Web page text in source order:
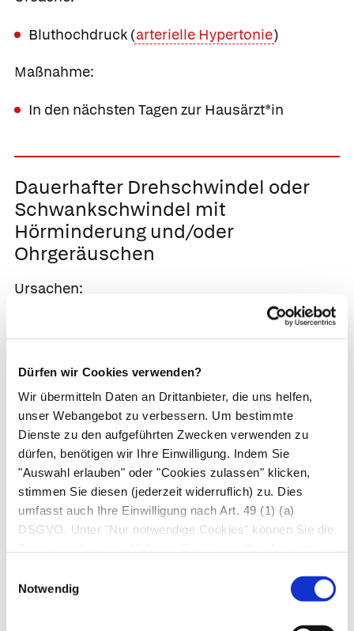
Dürfen wir Cookies verwenden?
Wir übermitteln Daten an Drittanbieter, die uns helfen,
unser Webangebot zu verbessern. Um bestimmte
Dienste zu den aufgeführten Zwecken verwenden zu
dürfen, benötigen wir Ihre Einwilligung. Indem Sie
"Auswahl erlauben" oder "Cookies zulassen" klicken,
stimmen Sie diesen (jederzeit widerruflich) zu. Dies
umfasst auch Ihre Einwilligung nach Art. 49 (1) (a)
DSGVO. Unter "Nur notwendige Cookies" können Sie die
Notwendig
Bluthochdruck (arterielle Hypertonie)
Maßnahme:
In den nächsten Tagen zur Hausärzt*in
Dauerhafter Drehschwindel oder
Schwankschwindel mit
Hörminderung und/oder
Ohrgeräuschen
Ursachen:
Infektion am Innen- oder Mittelohr, z. B. bei
Nebenwirkung von Medikamenten, z. B.
Zytostatika , manche Antibiotika
Innenohrverletzung, z. B. durch Knall, Bruch
des Felsenbeins, Unfall, Operation
Akustikusneurinom
Maßnahme:
In den nächsten Tagen zur Haus- oder HNO-